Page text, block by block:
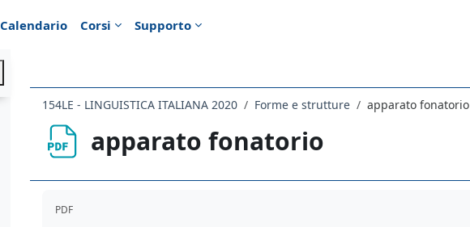
Calendario Corsi Supporto
154LE - LINGUISTICA ITALIANA 2020 Forme e strutture apparato fonatorio
apparato fonatorio
PDF